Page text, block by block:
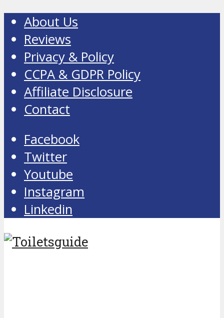
About Us
Reviews
Privacy & Policy
CCPA & GDPR Policy
Affiliate Disclosure
Contact
Facebook
Twitter
Youtube
Instagram
Linkedin